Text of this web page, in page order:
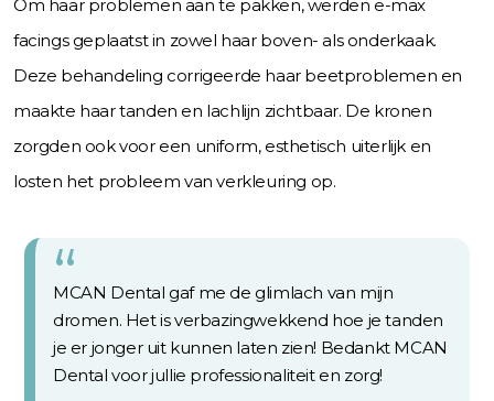
Om haar problemen aan te pakken, werden e-max
facings geplaatst in zowel haar boven- als onderkaak.
Deze behandeling corrigeerde haar beetproblemen en
maakte haar tanden en lachlijn zichtbaar. De kronen
zorgden ook voor een uniform, esthetisch uiterlijk en
losten het probleem van verkleuring op.
MCAN Dental gaf me de glimlach van mijn
dromen. Het is verbazingwekkend hoe je tanden
je er jonger uit kunnen laten zien! Bedankt MCAN
Dental voor jullie professionaliteit en zorg!